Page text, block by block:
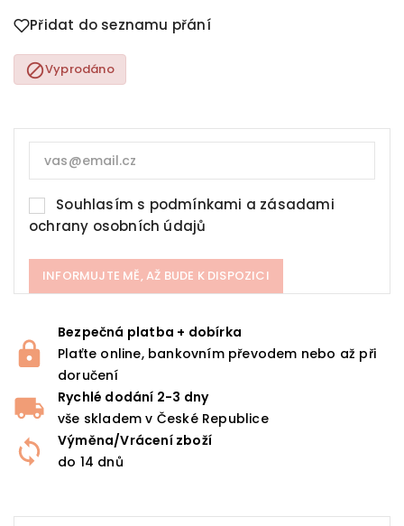
Přidat do seznamu přání
Vyprodáno
Souhlasím s podmínkami a zásadami
ochrany osobních údajů
INFORMUJTE MĚ, AŽ BUDE K DISPOZICI
Bezpečná platba + dobírka
Plaťte online, bankovním převodem nebo až při
doručení
Rychlé dodání 2-3 dny
vše skladem v České Republice
Výměna/Vrácení zboží
do 14 dnů